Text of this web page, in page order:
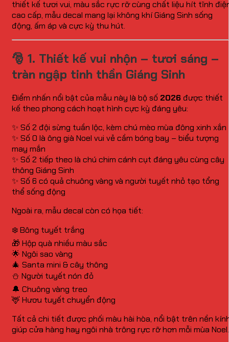
thiết kế tươi vui, màu sắc rực rỡ cùng chất liệu hít tĩnh
cao cấp, mẫu decal mang lại không khí Giáng Sinh sống
động, ấm áp và cực kỳ thu hút.
🎅 1. Thiết kế vui nhộn – tươi sáng –
tràn ngập tinh thần Giáng Sinh
Điểm nhấn nổi bật của mẫu này là bộ số 2026 được thiết
kế theo phong cách hoạt hình cực kỳ đáng yêu:
✨ Số 2 đội sừng tuần lộc, kèm chú mèo mùa đông xinh xắn
✨ Số 0 là ông già Noel vui vẻ cầm bóng bay – biểu tượng
may mắn
✨ Số 2 tiếp theo là chú chim cánh cụt đáng yêu cùng cây
thông Giáng Sinh
✨ Số 6 có quả chuông vàng và người tuyết nhỏ tạo tổng
thể sống động
Ngoài ra, mẫu decal còn có họa tiết:
❄️ Bông tuyết trắng
🎁 Hộp quà nhiều màu sắc
🌟 Ngôi sao vàng
🎄 Santa mini & cây thông
⛄ Người tuyết nón đỏ
🔔 Chuông vàng treo
🦌 Hươu tuyết chuyển động
Tất cả chi tiết được phối màu hài hòa, nổi bật trên nền
giúp cửa hàng hay ngôi nhà trông rực rỡ hơn mỗi mùa Noel.